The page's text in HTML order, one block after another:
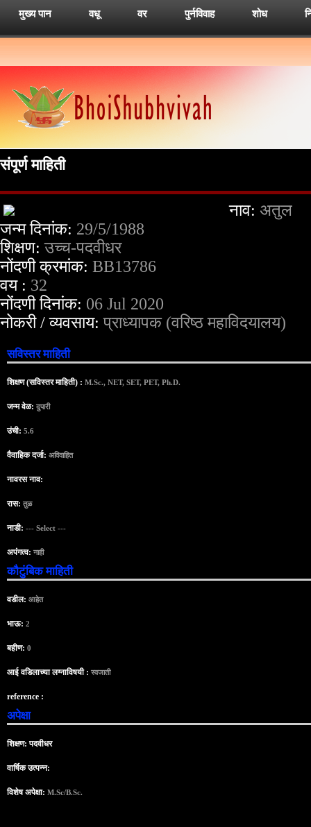
मुख्य पान वधू वर पुर्नविवाह शोध
संपूर्ण माहिती
नाव: अतुल
जन्म दिनांक: 29/5/1988
शिक्षण:उच्च-पदवीधर
नोंदणी क्रमांक: BB13786
वय : 32
नोंदणी दिनांक: 06 Jul 2020
नोकरी / व्यवसाय:प्राध्यापक (वरिष्ठ महाविदयालय)
सविस्तर माहिती
शिक्षण (सविस्तर माहिती) : M.Sc., NET, SET, PET, Ph.D.
जन्म वेळ: दुपारी
उंची: 5.6
वैवाहिक दर्जा: अविवाहित
नावरस नाव:
रास: तुळ
नाडी: --- Select ---
अपंगत्व: नाही
कौटुंबिक माहिती
वडील: आहेत
भाऊ: 2
बहीण: 0
आई वडिलाच्या लग्नाविषयी : स्वजाती
reference :
अपेक्षा
शिक्षण: पदवीधर
वार्षिक उत्पन्न:
विशेष अपेक्षा: M.Sc/B.Sc.